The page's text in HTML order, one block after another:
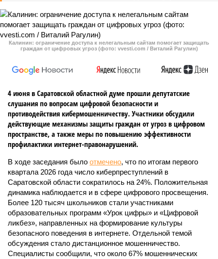
Калинин: ограничение доступа к нелегальным сайтам помогает защищать
граждан от цифровых угроз (фото: vvesti.com / Виталий Рагулин)
4 июня в Саратовской областной думе прошли депутатские
слушания по вопросам цифровой безопасности и
противодействия кибермошенничеству. Участники обсудили
действующие механизмы защиты граждан от угроз в цифровом
пространстве, а также меры по повышению эффективности
профилактики интернет-правонарушений.
В ходе заседания было отмечено, что по итогам первого
квартала 2026 года число киберпреступлений в
Саратовской области сократилось на 24%. Положительная
динамика наблюдается и в сфере цифрового просвещения.
Более 120 тысяч школьников стали участниками
образовательных программ «Урок цифры» и «Цифровой
ликбез», направленных на формирование культуры
безопасного поведения в интернете. Отдельной темой
обсуждения стало дистанционное мошенничество.
Специалисты сообщили, что около 67% мошеннических